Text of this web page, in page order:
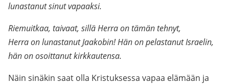
lunastanut sinut vapaaksi.
Riemuitkaa, taivaat, sillä Herra on tämän tehnyt,
Herra on lunastanut Jaakobin! Hän on pelastanut Israelin,
hän on osoittanut kirkkautensa.
Näin sinäkin saat olla Kristuksessa vapaa elämään ja